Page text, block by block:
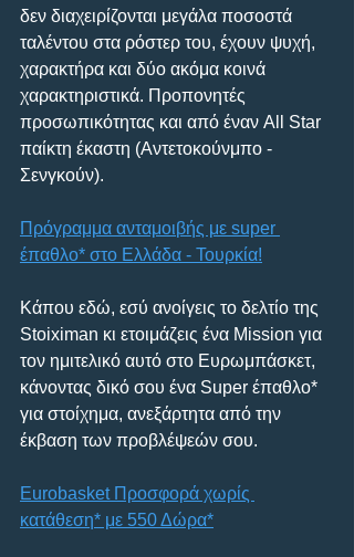
δεν διαχειρίζονται μεγάλα ποσοστά
ταλέντου στα ρόστερ του, έχουν ψυχή,
χαρακτήρα και δύο ακόμα κοινά
χαρακτηριστικά. Προπονητές
προσωπικότητας και από έναν All Star
παίκτη έκαστη (Αντετοκούνμπο -
Σενγκούν).
Πρόγραμμα ανταμοιβής με super
έπαθλο* στο Ελλάδα - Τουρκία!
Κάπου εδώ, εσύ ανοίγεις το δελτίο της
Stoiximan κι ετοιμάζεις ένα Mission για
τον ημιτελικό αυτό στο Ευρωμπάσκετ,
κάνοντας δικό σου ένα Super έπαθλο*
για στοίχημα, ανεξάρτητα από την
έκβαση των προβλέψεών σου.
Eurobasket Προσφορά χωρίς
κατάθεση* με 550 Δώρα*